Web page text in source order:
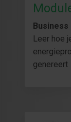
Leer hoe
genereert